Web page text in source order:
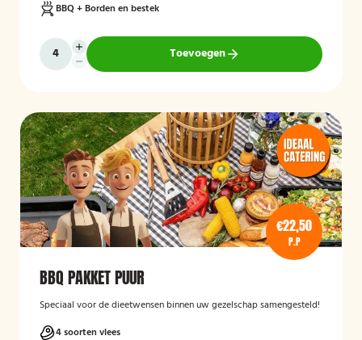
BBQ + Borden en bestek
Toevoegen
€22,50
P.P
BBQ PAKKET PUUR
Speciaal voor de dieetwensen binnen uw gezelschap samengesteld!
4 soorten vlees